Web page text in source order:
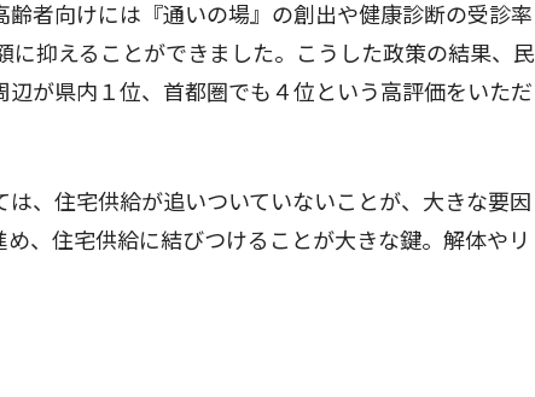
者向けには『通いの場』の創出や健康診断の受診率
抑えることができました。こうした政策の結果、民
が県内１位、首都圏でも４位という高評価をいただ
、住宅供給が追いついていないことが、大きな要因
、住宅供給に結びつけることが大きな鍵。解体やリ